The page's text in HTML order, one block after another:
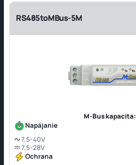
RS485toMBus-5M
M-Bus kapacita:
Napájanie
7,5-40V
7,5-28V
Ochrana